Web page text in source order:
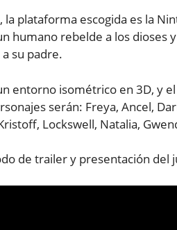
plataforma escogida es la
humano rebelde a los dioses
su padre.
entorno isométrico en 3D, y
serán: Freya, Ancel,
Lockswell, Natalia,
de trailer y presentación del